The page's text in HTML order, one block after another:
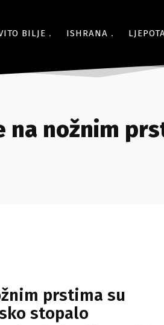
BILJE ISHRANA
na nožnim
prstima su
stopalo